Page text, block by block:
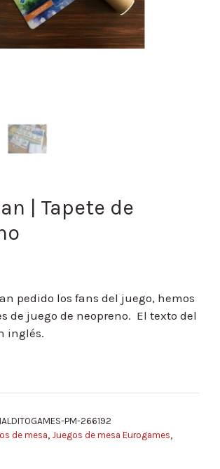
| Tapete de
pedido los fans del juego, hemos
de juego de neopreno. El texto del
inglés.
PM-266192
de mesa Juegos de mesa Eurogames